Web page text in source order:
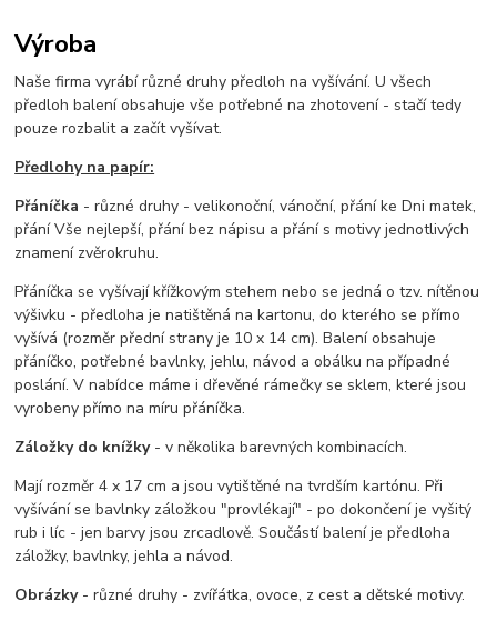
Výroba
Naše firma vyrábí různé druhy předloh na vyšívání. U všech
předloh balení obsahuje vše potřebné na zhotovení - stačí tedy
pouze rozbalit a začít vyšívat.
Předlohy na papír:
Přáníčka - různé druhy - velikonoční, vánoční, přání ke Dni matek,
přání Vše nejlepší, přání bez nápisu a přání s motivy jednotlivých
znamení zvěrokruhu.
Přáníčka se vyšívají křížkovým stehem nebo se jedná o tzv. nítěnou
výšivku - předloha je natištěná na kartonu, do kterého se přímo
vyšívá (rozměr přední strany je 10 x 14 cm). Balení obsahuje
přáníčko, potřebné bavlnky, jehlu, návod a obálku na případné
poslání. V nabídce máme i dřevěné rámečky se sklem, které jsou
vyrobeny přímo na míru přáníčka.
Záložky do knížky- v několika barevných kombinacích.
Mají rozměr 4 x 17 cm a jsou vytištěné na tvrdším kartónu. Při
vyšívání se bavlnky záložkou "provlékají" - po dokončení je vyšitý
rub i líc - jen barvy jsou zrcadlově. Součástí balení je předloha
záložky, bavlnky, jehla a návod.
Obrázky- různé druhy - zvířátka, ovoce, z cest a dětské motivy.